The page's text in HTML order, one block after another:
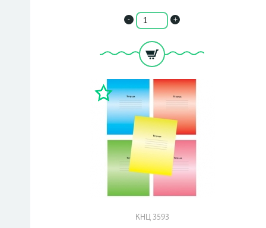
- +
КНЦ 3593